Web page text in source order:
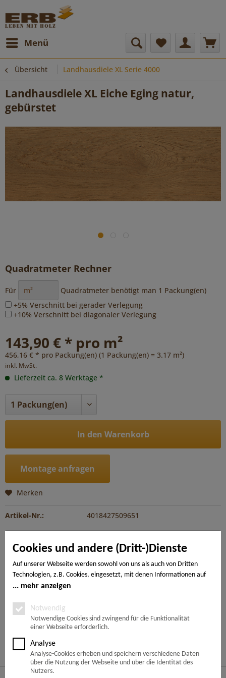
Cookies und andere (Dritt-)Dienste
Auf unserer Webseite werden sowohl von uns als auch von Dritten
Technologien, z.B. Cookies, eingesetzt, mit denen Informationen auf
Ihrem Endgerät gespeichert und/oder von Ihrem Endgerät abgerufen
Notwendige Cookies, Analyse-, Marketing- und Statistik-Cookies. Bei
den notwendigen Cookies handelt es sich um solche, die technisch
notwendig sind, um den von Ihnen gewünschten Dienst
bereitzustellen, die übrigen Cookies werden nur auf Grund einer von
Ihnen erteilten Einwilligung gesetzt. Die Einwilligung ist freiwillig.
Personen, die das 16. Lebensjahr noch nicht vollendet haben,
benötigen die Zustimmung der Sorgeberechtigten. Sie können Ihre
mehr anzeigen
Notwendig
Notwendige Cookies sind zwingend für die Funktionalität
einer Webseite erforderlich.
Analyse
Analyse-Cookies erheben und speichern verschiedene Daten
über die Nutzung der Webseite und über die Identität des
Nutzers.
Menü
Übersicht Landhausdiele XL Serie 4000
Landhausdiele XL Eiche Eging natur,
gebürstet
Quadratmeter Rechner
Für Quadratmeter benötigt man 1 Packung(en)
+5% Verschnitt bei gerader Verlegung
+10% Verschnitt bei diagonaler Verlegung
143,90 € * pro m²
456,16 € * pro Packung(en) (1 Packung(en) = 3.17 m²)
inkl. MwSt.
Lieferzeit ca. 8 Werktage *
In den Warenkorb
Montage anfragen
Merken
Artikel-Nr.: 4018427509651
Das extrabreite Landhausdielen-Format verleiht großen
Räumen eine besonders weitläufige, elegante...mehr
Ähnliche Artikel
Kunden haben sich ebenfalls angesehen